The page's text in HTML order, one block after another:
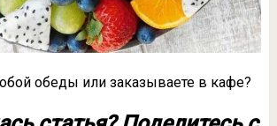
обеды или заказываете в кафе?